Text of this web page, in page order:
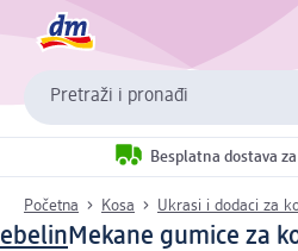
Pretraži i pronađi
Besplatna dostava
Početna Kosa Ukrasi i dodaci za
ebelinMekane gumice za